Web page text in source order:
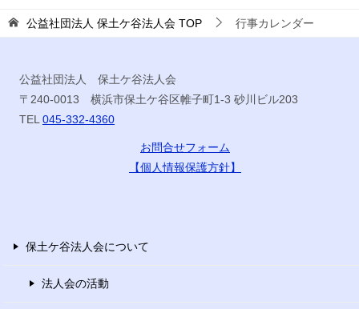
公益社団法人 保土ケ谷法人会 TOP 行事カレンダー
公益社団法人 保土ケ谷法人会
〒240-0013 横浜市保土ケ谷区帷子町1-3 砂川ビル203
TEL 045-332-4360
お問合せフォーム
【個人情報保護方針】
保土ケ谷法人会について
法人会の活動